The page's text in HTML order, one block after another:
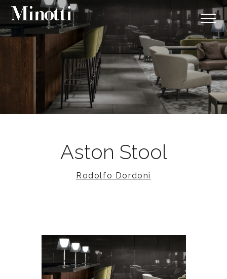
Aston Stool
Rodolfo Dordoni